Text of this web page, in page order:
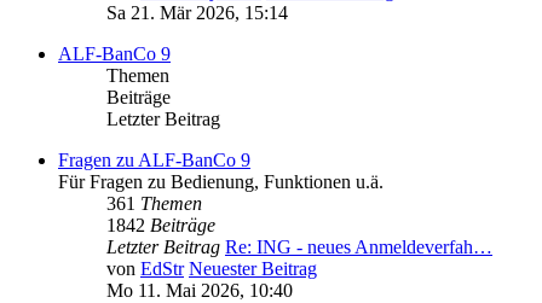
Sa 21. Mär 2026, 15:14
ALF-BanCo 9
Themen
Beiträge
Letzter Beitrag
Fragen zu ALF-BanCo 9
Für Fragen zu Bedienung, Funktionen u.ä.
361 Themen
1842 Beiträge
Letzter Beitrag Re: ING - neues Anmeldeverfah…
von EdStr Neuester Beitrag
Mo 11. Mai 2026, 10:40